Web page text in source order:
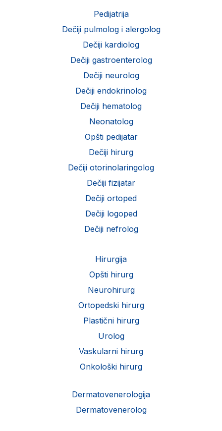
Pedijatrija
Dečiji pulmolog i alergolog
Dečiji kardiolog
Dečiji gastroenterolog
Dečiji neurolog
Dečiji endokrinolog
Dečiji hematolog
Neonatolog
Opšti pedijatar
Dečiji hirurg
Dečiji otorinolaringolog
Dečiji fizijatar
Dečiji ortoped
Dečiji logoped
Dečiji nefrolog
Hirurgija
Opšti hirurg
Neurohirurg
Ortopedski hirurg
Plastični hirurg
Urolog
Vaskularni hirurg
Onkološki hirurg
Dermatovenerologija
Dermatovenerolog